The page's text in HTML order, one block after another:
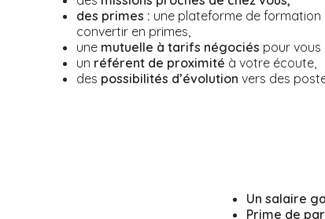
des primes : une plateforme de
convertir en primes,
une mutuelle à tarifs négociés pour vous
un référent de proximité à votre écoute,
des possibilités d’évolution vers des
Un salaire
Prime de